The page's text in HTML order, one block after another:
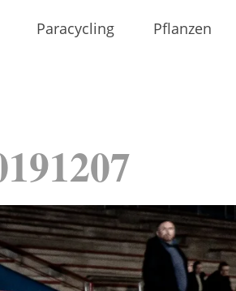
Paracycling Pflanzen